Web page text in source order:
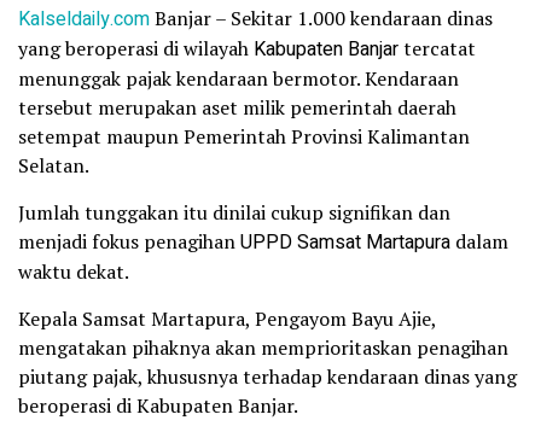
Kalseldaily.comBanjar – Sekitar 1.000 kendaraan dinas
yang beroperasi di wilayah Kabupaten Banjartercatat
menunggak pajak kendaraan bermotor. Kendaraan
tersebut merupakan aset milik pemerintah daerah
setempat maupun Pemerintah Provinsi Kalimantan
Selatan.
Jumlah tunggakan itu dinilai cukup signifikan dan
menjadi fokus penagihanUPPD Samsat Martapura dalam
waktu dekat.
Kepala Samsat Martapura, Pengayom Bayu Ajie,
mengatakan pihaknya akan memprioritaskan penagihan
piutang pajak, khususnya terhadap kendaraan dinas yang
beroperasi di Kabupaten Banjar.